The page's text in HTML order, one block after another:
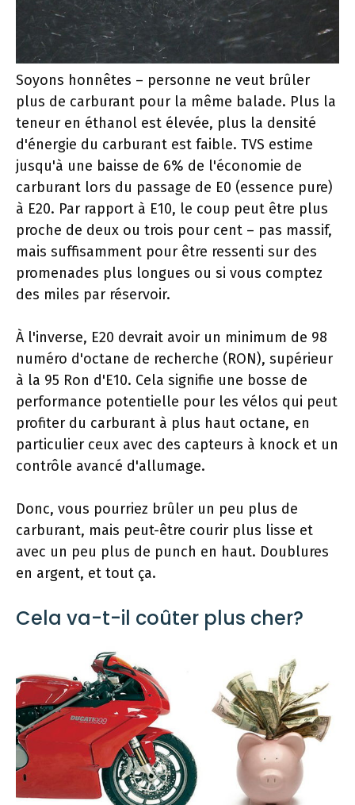
Soyons honnêtes – personne ne veut brûler
plus de carburant pour la même balade. Plus la
teneur en éthanol est élevée, plus la densité
d'énergie du carburant est faible. TVS estime
jusqu'à une baisse de 6% de l'économie de
carburant lors du passage de E0 (essence pure)
à E20. Par rapport à E10, le coup peut être plus
proche de deux ou trois pour cent – pas massif,
mais suffisamment pour être ressenti sur des
promenades plus longues ou si vous comptez
des miles par réservoir.
À l'inverse, E20 devrait avoir un minimum de 98
numéro d'octane de recherche (RON), supérieur
à la 95 Ron d'E10. Cela signifie une bosse de
performance potentielle pour les vélos qui peut
profiter du carburant à plus haut octane, en
particulier ceux avec des capteurs à knock et un
contrôle avancé d'allumage.
Donc, vous pourriez brûler un peu plus de
carburant, mais peut-être courir plus lisse et
avec un peu plus de punch en haut. Doublures
en argent, et tout ça.
Cela va-t-il coûter plus cher?